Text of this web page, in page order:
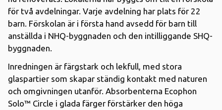
för två avdelningar. Varje avdelning har plats för 22
barn. Förskolan är i första hand avsedd för barn till
anställda i NHQ-byggnaden och den intilliggande SHQ-
byggnaden.
Inredningen är färgstark och lekfull, med stora
glaspartier som skapar ständig kontakt med naturen
och omgivningen utanför. Absorbenterna Ecophon
Solo™ Circle i glada färger förstärker den höga